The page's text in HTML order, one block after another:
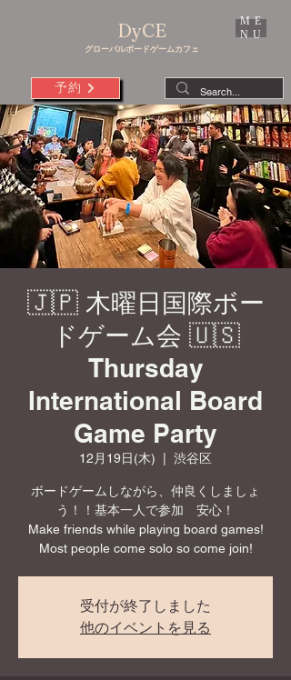
DyCE
グローバルボードゲームカフェ
予約
ME
NU
🇯🇵 木曜日国際ボー
ドゲーム会 🇺🇸
Thursday
International Board
Game Party
12月19日(木) 渋谷区
ボードゲームしながら、仲良くしましょ
う！！基本一人で参加 安心！
Make friends while playing board games!
Most people come solo so come join!
受付が終了しました
他のイベントを見る